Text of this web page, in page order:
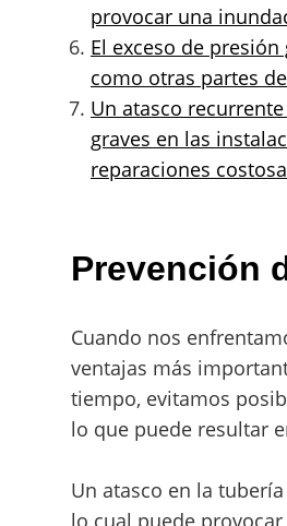
provocar una
El exceso de
como otras partes
Un atasco
graves en las
reparaciones
Prevención
Cuando nos
ventajas más
tiempo, evitamos
lo que puede resultar
Un atasco en la
lo cual puede